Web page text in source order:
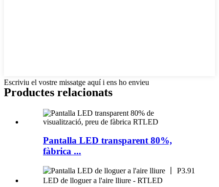
Escriviu el vostre missatge aquí i ens ho envieu
Productes relacionats
Pantalla LED transparent 80%,
fàbrica ...